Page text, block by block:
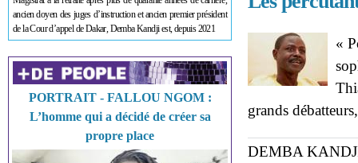
ancien doyen des juges d’instruction et ancien premier président
de la Cour d’appel de Dakar, Demba Kandji est, depuis 2021
PORTRAIT - FALLOU NGOM :
L’homme qui a décidé de créer sa
propre place
«
grands
DEMBA